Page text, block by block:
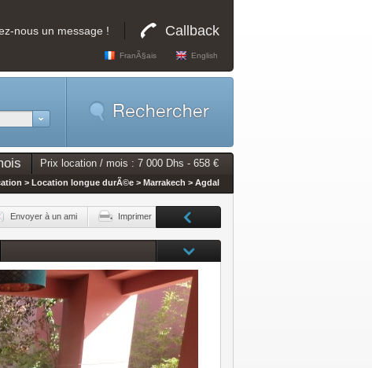
nous un message ! Callback
FranÃ§ais English
Prix location / mois : 7 000 Dhs - 658 €
> Location longue durÃ©e > Marrakech > Agdal
Envoyer à un ami Imprimer